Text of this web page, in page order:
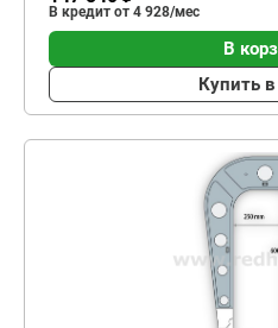
В кредит от 4 928/мес
В
Купить